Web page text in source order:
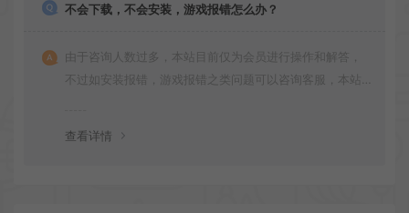
不会下载，不会安装，游戏报错怎么办？
由于咨询人数过多，本站目前仅为会员进行操作和解答，
不过如安装报错，游戏报错之类问题可以咨询客服，本站
查看详情